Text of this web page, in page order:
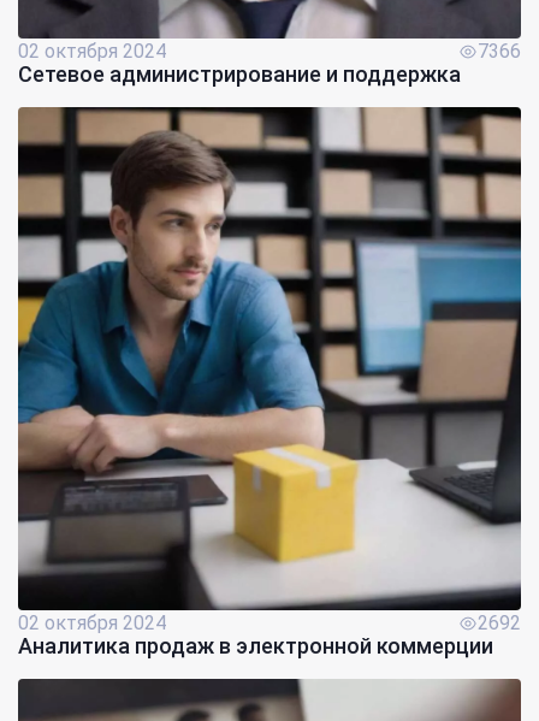
02 октября 2024 7366
Сетевое администрирование и поддержка
02 октября 2024 2692
Аналитика продаж в электронной коммерции